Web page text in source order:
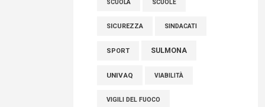
SCUOLA SCUOLE
SICUREZZA SINDACATI
SPORT SULMONA
UNIVAQ VIABILITÀ
VIGILI DEL FUOCO